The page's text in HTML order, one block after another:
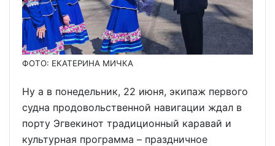
ФОТО: ЕКАТЕРИНА МИЧКА
Ну а в понедельник, 22 июня, экипаж первого
судна продовольственной навигации ждал в
порту Эгвекинот традиционный каравай и
культурная программа – праздничное